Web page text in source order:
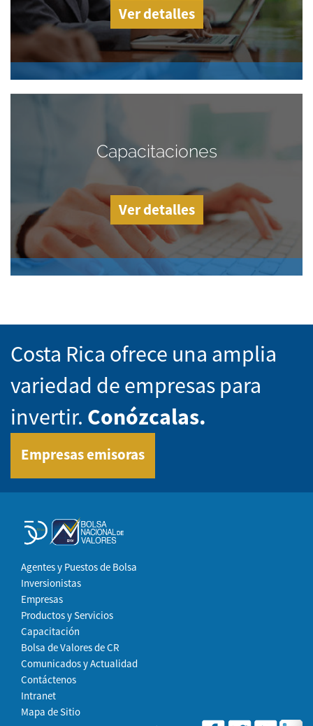
Ver detalles
Capacitaciones
Ver detalles
Costa Rica ofrece una amplia
variedad de empresas para
invertir. Conózcalas.
Empresas emisoras
Agentes y Puestos de Bolsa
Inversionistas
Empresas
Productos y Servicios
Capacitación
Bolsa de Valores de CR
Comunicados y Actualidad
Contáctenos
Intranet
Mapa de Sitio